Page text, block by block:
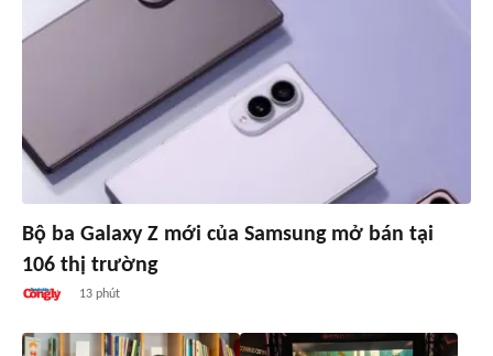
Bộ ba Galaxy Z mới của Samsung mở bán tại
106 thị trường
13 phút